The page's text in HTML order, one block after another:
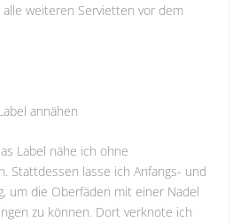
weiteren Servietten vor dem
Label nähe ich ohne
Stattdessen lasse ich Anfangs- und
um die Oberfäden mit einer Nadel
zu können. Dort verknote ich